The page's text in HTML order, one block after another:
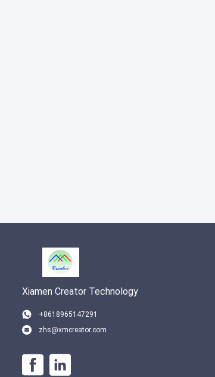
Xiamen Creator Technology
+8618965147291
zhs@xmcreator.com